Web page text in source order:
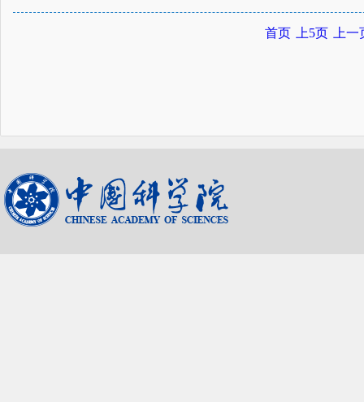
首页 上5页 上一